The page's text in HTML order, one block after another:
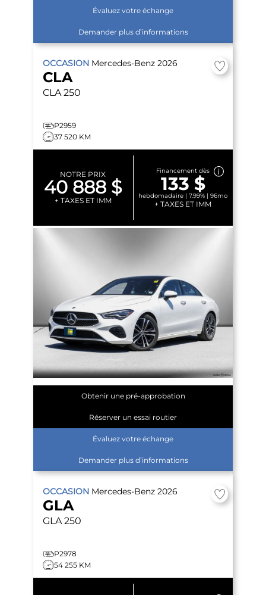
Évaluez votre échange
Demander plus d’informations
OCCASION Mercedes-Benz 2026
CLA
CLA 250
P2959
37 520 KM
NOTRE PRIX
40 888 $
+ TAXES ET IMM
Financement dès
133 $
hebdomadaire | 7.99% | 96mo
+ TAXES ET IMM
Obtenir une pré-approbation
Réserver un essai routier
Évaluez votre échange
Demander plus d’informations
OCCASION Mercedes-Benz 2026
GLA
GLA 250
P2978
54 255 KM